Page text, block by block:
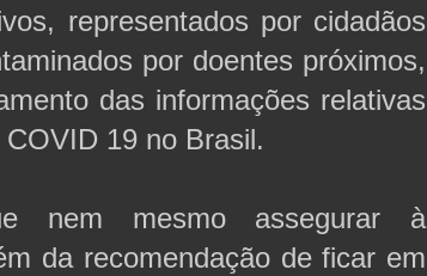
representados por cidadãos
por doentes próximos,
das informações relativas
COVID 19 no Brasil.
nem mesmo assegurar à
da recomendação de ficar em